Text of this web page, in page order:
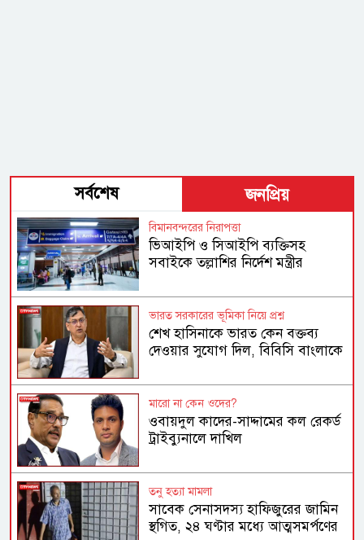
সর্বশেষ জনপ্রিয়
বিমানবন্দরের নিরাপত্তা
ভিআইপি ও সিআইপি ব্যক্তিসহ
সবাইকে তল্লাশির নির্দেশ মন্ত্রীর
ভারত সরকারের ভূমিকা নিয়ে প্রশ্ন
শেখ হাসিনাকে ভারত কেন বক্তব্য
দেওয়ার সুযোগ দিল, বিবিসি বাংলাকে
মারো না কেন ওদের?
ওবায়দুল কাদের-সাদ্দামের কল রেকর্ড
ট্রাইব্যুনালে দাখিল
তনু হত্যা মামলা
সাবেক সেনাসদস্য হাফিজুরের জামিন
স্থগিত, ২৪ ঘণ্টার মধ্যে আত্মসমর্পণের